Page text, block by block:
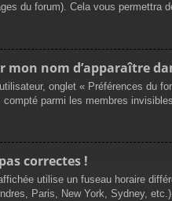
du forum). Cela vous
mon nom d’apparaître
onglet « Préférences du
parmi les membres invisibles.
correctes !
affichée utilise un fuseau horaire
Paris, New York, Sydney,